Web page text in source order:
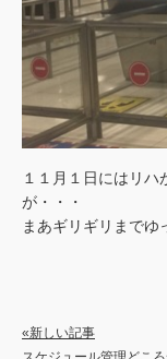
１１月１日にはリハ
が・・・
まあギリギリまでゆ
«新しい記事